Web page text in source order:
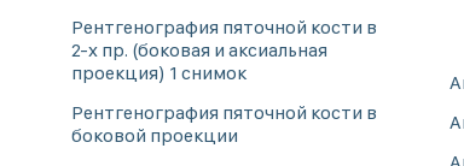
Рентгенография пяточной кости в
2-х пр. (боковая и аксиальная
проекция) 1 снимок
Рентгенография пяточной кости в
боковой проекции